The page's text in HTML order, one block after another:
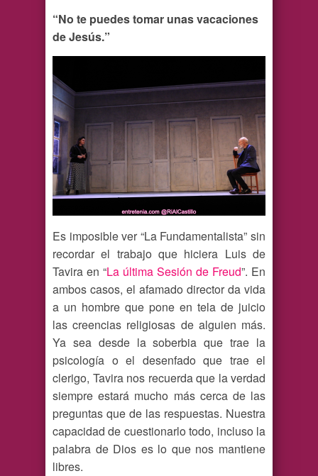
“No te puedes tomar unas vacaciones
de Jesús.”
Es imposible ver “La Fundamentalista” sin
recordar el trabajo que hiciera Luis de
Tavira en “La última Sesión de Freud”. En
ambos casos, el afamado director da vida
a un hombre que pone en tela de juicio
las creencias religiosas de alguien más.
Ya sea desde la soberbia que trae la
psicología o el desenfado que trae el
clerigo, Tavira nos recuerda que la verdad
siempre estará mucho más cerca de las
preguntas que de las respuestas. Nuestra
capacidad de cuestionarlo todo, incluso la
palabra de Dios es lo que nos mantiene
libres.